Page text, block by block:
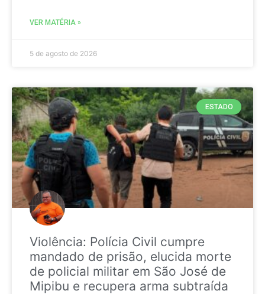
VER MATÉRIA »
5 de agosto de 2026
ESTADO
Violência: Polícia Civil cumpre
mandado de prisão, elucida morte
de policial militar em São José de
Mipibu e recupera arma subtraída